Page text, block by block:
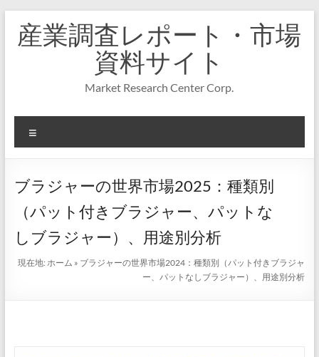
キ
プ
産業調査レポート・市場
資料サイト
Market Research Center Corp.
ニ
ー
ブラジャーの世界市場2025：種類別
（パット付きブラジャー、パットな
しブラジャー）、用途別分析
現在地:ホーム » ブラジャーの世界市場2024：種類別（パット付きブラジャ
ー、パットなしブラジャー）、用途別分析